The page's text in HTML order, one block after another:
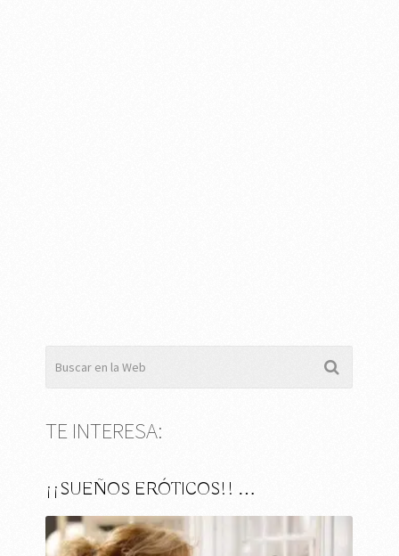
TE INTERESA:
¡¡SUEÑOS ERÓTICOS!! …